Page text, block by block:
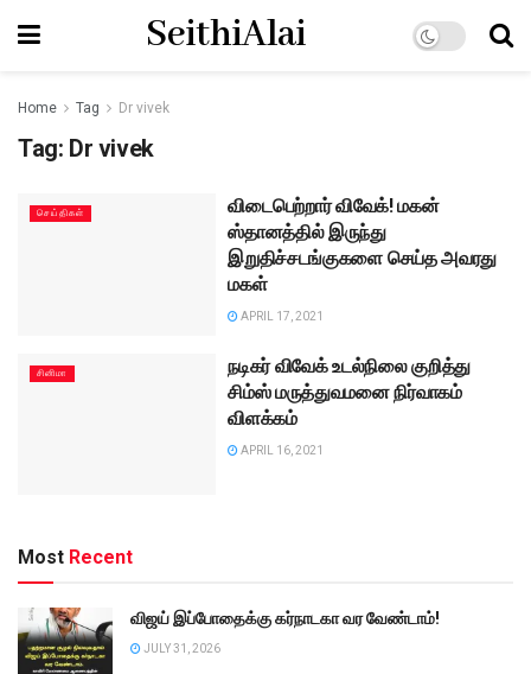
SeithiAlai
Home Tag Dr vivek
Tag: Dr vivek
செய்திகள்
விடைபெற்றார் விவேக்! மகன்
ஸ்தானத்தில் இருந்து
இறுதிச்சடங்குகளை செய்த அவரது
மகள்
APRIL 17, 2021
சினிமா
நடிகர் விவேக் உடல்நிலை குறித்து
சிம்ஸ் மருத்துவமனை நிர்வாகம்
விளக்கம்
APRIL 16, 2021
Most Recent
விஜய் இப்போதைக்கு கர்நாடகா வர வேண்டாம்!
JULY 31, 2026